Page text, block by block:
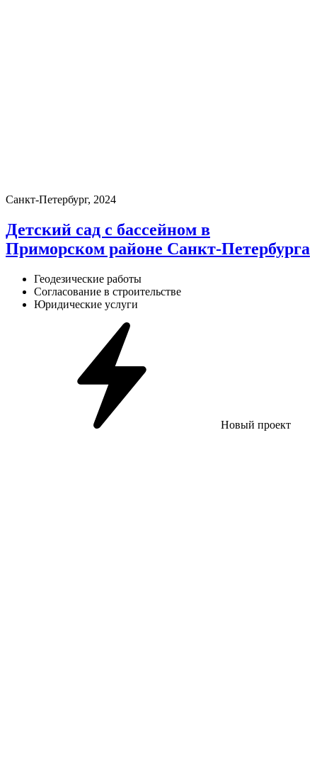
Санкт-Петербург, 2024
Детский сад с бассейном в
Приморском районе Санкт-Петербурга
Геодезические работы
Согласование в строительстве
Юридические услуги
Новый проект